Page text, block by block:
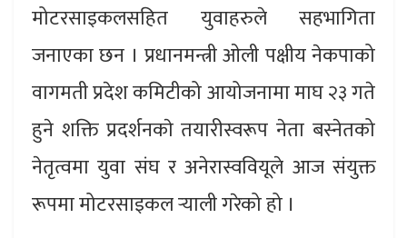
मोटरसाइकलसहित युवाहरुले सहभागिता
जनाएका छन । प्रधानमन्त्री ओली पक्षीय नेकपाको
वागमती प्रदेश कमिटीको आयोजनामा माघ २३ गते
हुने शक्ति प्रदर्शनकाे तयारीस्वरूप नेता बस्नेतको
नेतृत्वमा युवा संघ र अनेरास्ववियूले आज संयुक्त
रूपमा मोटरसाइकल र्‍याली गरेको हो ।